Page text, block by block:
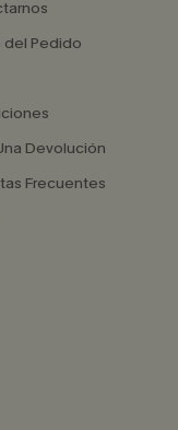
del Pedido
Devolución
Frecuentes